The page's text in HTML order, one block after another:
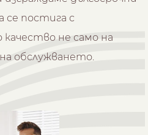
кафе по
МЛЯНО
се постига с
качество не само на
обслужването.